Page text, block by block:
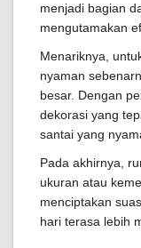
menjadi bagian
mengutamakan
Menariknya,
nyaman
besar. Dengan
dekorasi yang
santai yang
Pada akhirnya,
ukuran atau
menciptakan
hari terasa lebih